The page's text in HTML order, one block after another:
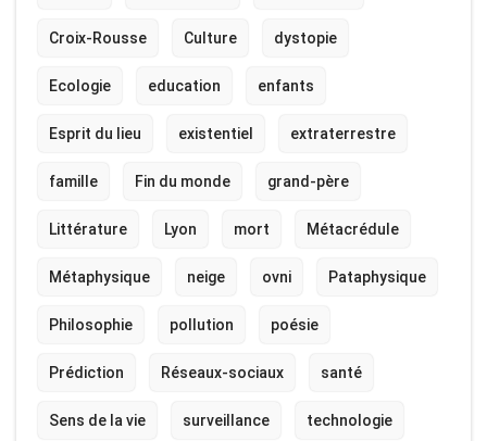
Croix-Rousse Culture dystopie
Ecologie education enfants
Esprit du lieu existentiel extraterrestre
famille Fin du monde grand-père
Littérature Lyon mort Métacrédule
Métaphysique neige ovni Pataphysique
Philosophie pollution poésie
Prédiction Réseaux-sociaux santé
Sens de la vie surveillance technologie